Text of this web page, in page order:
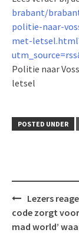
brabant/
politie-naar-
met-
Politie naar
letsel
POSTED UNDER
Post
navigation
Lezers
code zorgt voor
mad world’